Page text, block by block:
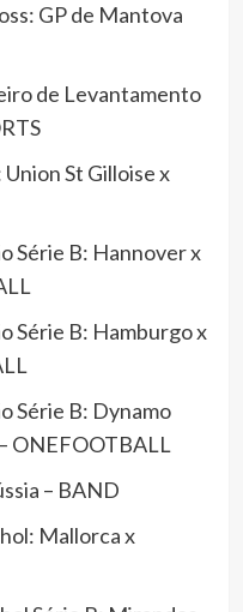
GP de Mantova
de Levantamento
St Gilloise x
Série B: Hannover x
Série B: Hamburgo x
Série B: Dynamo
ONEFOOTBALL
– BAND
Mallorca x